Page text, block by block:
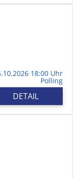
18:00 Uhr
Polling
DETAIL